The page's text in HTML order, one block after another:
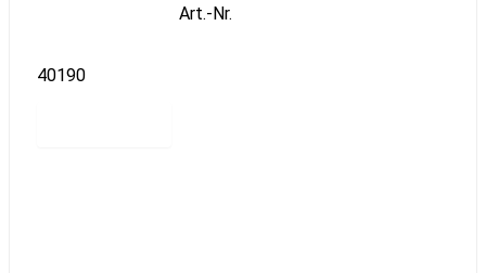
Art.-Nr.
40190